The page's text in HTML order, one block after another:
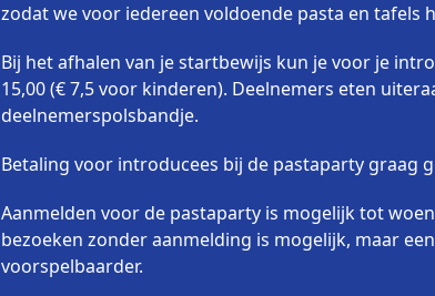
zodat we voor iedereen voldoende pasta en tafels
Bij het afhalen van je startbewijs kun je voor je
15,00 (€ 7,5 voor kinderen). Deelnemers eten
deelnemerspolsbandje.
Betaling voor introducees bij de pastaparty graag
Aanmelden voor de pastaparty is mogelijk tot
bezoeken zonder aanmelding is mogelijk, maar
voorspelbaarder.